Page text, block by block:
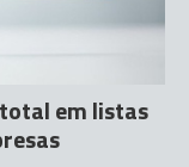
em listas